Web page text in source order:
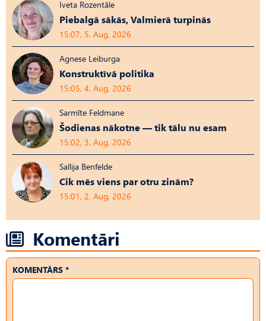
Iveta Rozentāle
Piebalgā sākās, Valmierā turpinās
15:07, 5. Aug, 2026
Agnese Leiburga
Konstruktīvā politika
15:05, 4. Aug, 2026
Sarmīte Feldmane
Šodienas nākotne — tik tālu nu esam
15:02, 3. Aug, 2026
Sallija Benfelde
Cik mēs viens par otru zinām?
15:01, 2. Aug, 2026
Komentāri
KOMENTĀRS *